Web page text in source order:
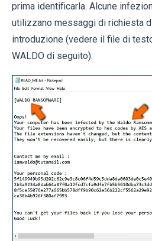
prima identificarla. Alcune
utilizzano messaggi di richiesta
introduzione (vedere il file di
WALDO di seguito).